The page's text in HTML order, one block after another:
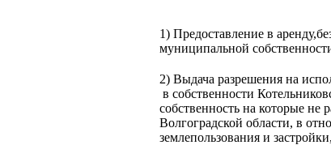
1) Предоставление в
муниципальной
2) Выдача разрешения на
в собственности
собственность на которые не
Волгоградской области, в
землепользования и